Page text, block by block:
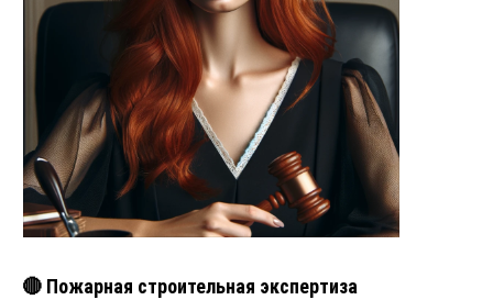
🔴 Пожарная строительная экспертиза